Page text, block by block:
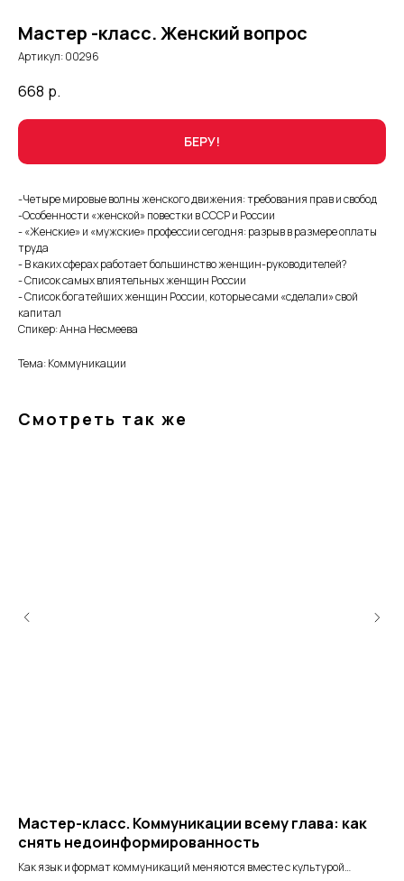
Мастер -класс. Женский вопрос
Артикул:00296
668 р.
БЕРУ!
-Четыре мировые волны женского движения: требования прав и свобод
-Особенности «женской» повестки в СССР и России
- «Женские» и «мужские» профессии сегодня: разрыв в размере оплаты
труда
- В каких сферах работает большинство женщин-руководителей?
- Список самых влиятельных женщин России
- Список богатейших женщин России, которые сами «сделали» свой
капитал
Спикер: Анна Несмеева
Тема: Коммуникации
Смотреть так же
Мастер-класс. Коммуникации всему глава: как
снять недоинформированность
Как язык и формат коммуникаций меняются вместе с культурой